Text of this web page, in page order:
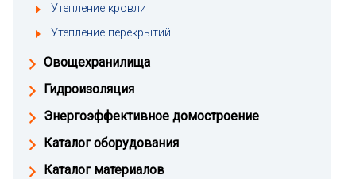
Утепление кровли
Утепление перекрытий
Овощехранилища
Гидроизоляция
Энергоэффективное домостроение
Каталог оборудования
Каталог материалов